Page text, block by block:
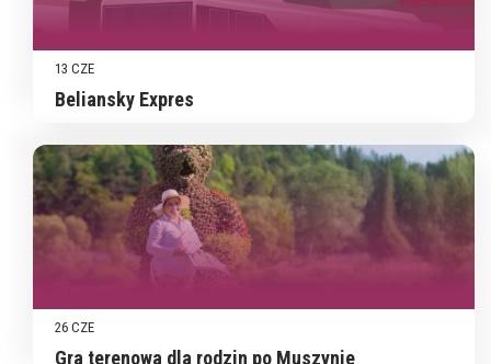
13 CZE
Beliansky Expres
26 CZE
Gra terenowa dla rodzin po Muszynie